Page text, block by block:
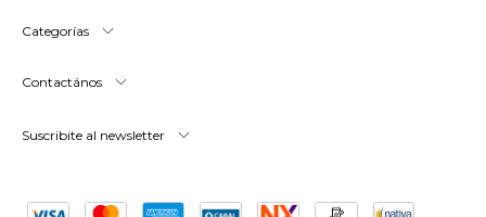
Categorías
Contactános
Suscribite al newsletter